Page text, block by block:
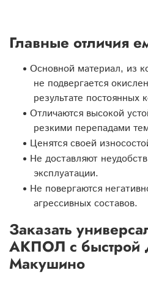
Главные отличия
Основной материал, из
не подвергается
результате постоянных
Отличаются высокой
резкими перепадами
Ценятся своей
Не доставляют
эксплуатации.
Не повергаются
агрессивных составов.
Заказать
АКПОЛ с быстрой
Макушино